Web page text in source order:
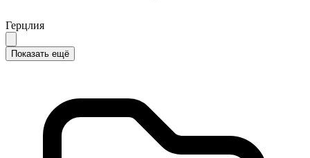
Герцлия
Показать ещё